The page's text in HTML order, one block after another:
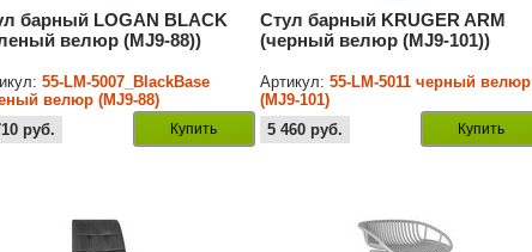
барный LOGAN BLACK
велюр (MJ9-88))
55-LM-5007_BlackBase
велюр (MJ9-88)
руб. Купить
Стул барный KRUGER ARM
(черный велюр (MJ9-101))
Артикул:55-LM-5011 черный велюр
(MJ9-101)
5 460 руб. Купить